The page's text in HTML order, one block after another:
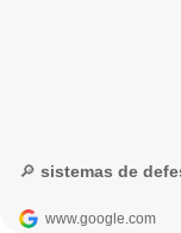
🔎 sistemas de
www.google.com